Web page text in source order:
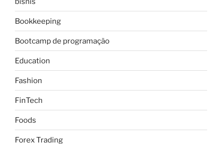
Bookkeeping
Bootcamp de programação
Education
Fashion
FinTech
Foods
Forex Trading